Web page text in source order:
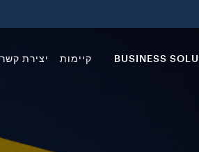
קיימות יצירת קשר